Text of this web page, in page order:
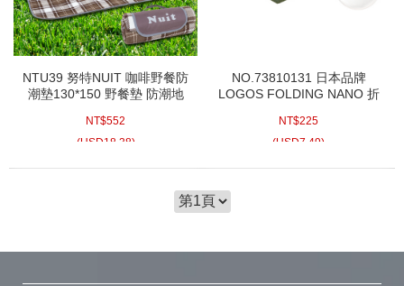
NTU39 努特NUIT 咖啡野餐防
潮墊130*150 野餐墊 防潮地
130x150
NT$552
(USD18.38)
NO.73810131 日本品牌
LOGOS FOLDING NANO 折
墊
NT$225
(USD7.49)